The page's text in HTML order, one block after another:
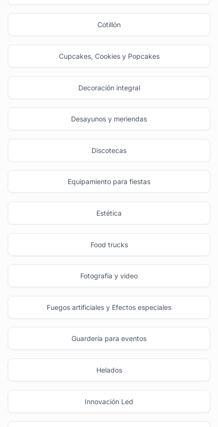
Cotillón
Cupcakes, Cookies y Popcakes
Decoración integral
Desayunos y meriendas
Discotecas
Equipamiento para fiestas
Estética
Food trucks
Fotografía y video
Fuegos artificiales y Efectos especiales
Guardería para eventos
Helados
Innovación Led